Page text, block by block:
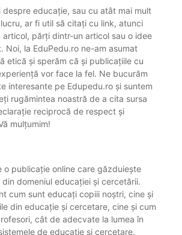
despre educație, sau cu atât mai mult
ar fi util să citați cu link, atunci
părți dintr-un articol sau o idee
Noi, la EduPedu.ro ne-am asumat
etică și sperăm că și publicațiile cu
vor face la fel. Ne bucurăm
interesante pe Edupedu.ro și suntem
rugămintea noastră de a cita sursa
reciprocă de respect și
mulțumim!
o publicație online care găzduiește
domeniul educației și cercetării.
cum sunt educați copiii noștri, cine și
din educație și cercetare, cine și cum
cât de adecvate la lumea în
de educație și cercetare.